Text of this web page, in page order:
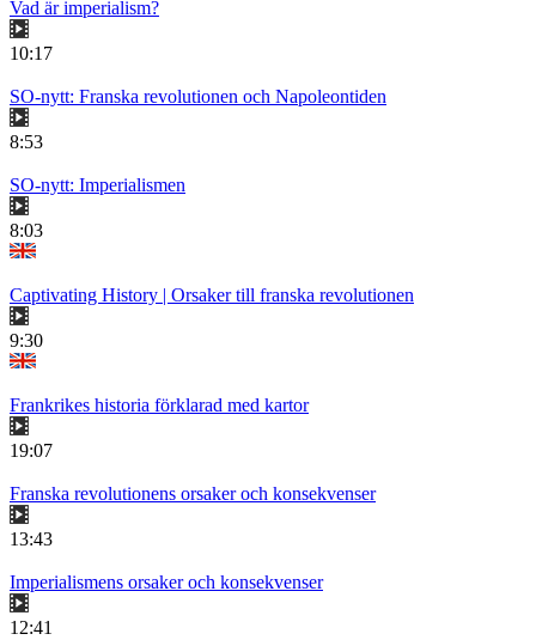
Vad är imperialism?
10:17
SO-nytt: Franska revolutionen och Napoleontiden
8:53
SO-nytt: Imperialismen
8:03
Captivating History | Orsaker till franska revolutionen
9:30
Frankrikes historia förklarad med kartor
19:07
Franska revolutionens orsaker och konsekvenser
13:43
Imperialismens orsaker och konsekvenser
12:41